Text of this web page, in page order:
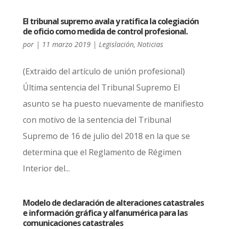
El tribunal supremo avala y ratifica la colegiación
de oficio como medida de control profesional.
por | 11 marzo 2019| Legislación, Noticias
(Extraido del artículo de unión profesional)
Última sentencia del Tribunal Supremo El
asunto se ha puesto nuevamente de manifiesto
con motivo de la sentencia del Tribunal
Supremo de 16 de julio del 2018 en la que se
determina que el Reglamento de Régimen
Interior del...
Modelo de declaración de alteraciones catastrales
e información gráfica y alfanumérica para las
comunicaciones catastrales